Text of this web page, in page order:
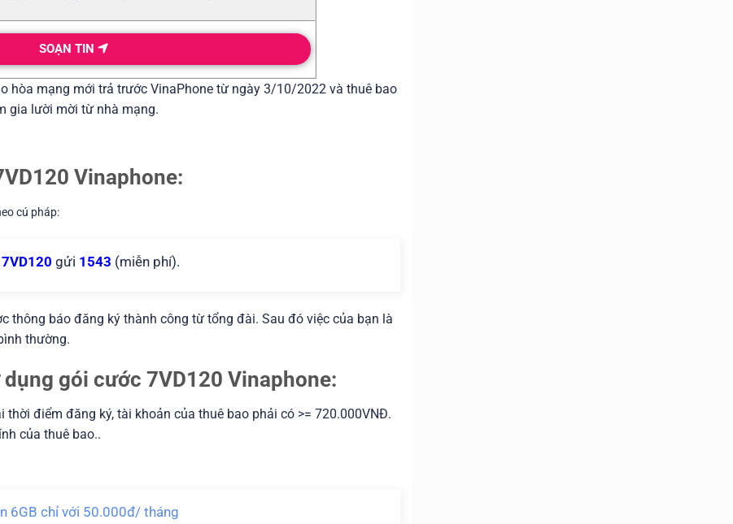
SOẠN TIN
hòa mạng mới trả trước VinaPhone từ ngày 3/10/2022 và thuê bao
gia lười mời từ nhà mạng.
Vinaphone:
cú pháp:
gửi 1543 (miễn phí).
thông báo đăng ký thành công từ tổng đài. Sau đó việc của bạn là
thường.
gói cước 7VD120 Vinaphone:
điểm đăng ký, tài khoản của thuê bao phải có >= 720.000VNĐ.
của thuê bao..
6GB chỉ với 50.000đ/ tháng